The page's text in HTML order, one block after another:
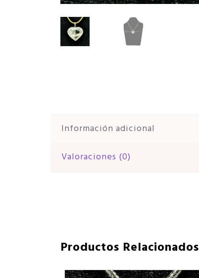
Información adicional
Valoraciones (0)
Productos Relacionados